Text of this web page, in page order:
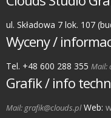
ul. Składowa 7 lok. 107
Wyceny /
Tel. +48 600 288 355 Mail:
Grafik / info
Mail: grafik@clouds.plWeb: